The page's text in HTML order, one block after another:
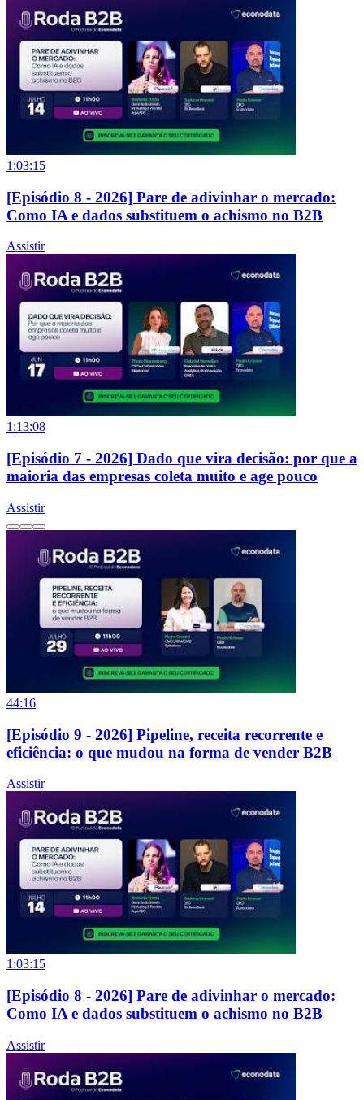
1:03:15
[Episódio 8 - 2026] Pare de adivinhar o mercado:
Como IA e dados substituem o achismo no B2B
Assistir
1:13:08
[Episódio 7 - 2026] Dado que vira decisão: por que a
maioria das empresas coleta muito e age pouco
Assistir
44:16
[Episódio 9 - 2026] Pipeline, receita recorrente e
eficiência: o que mudou na forma de vender B2B
Assistir
1:03:15
[Episódio 8 - 2026] Pare de adivinhar o mercado:
Como IA e dados substituem o achismo no B2B
Assistir